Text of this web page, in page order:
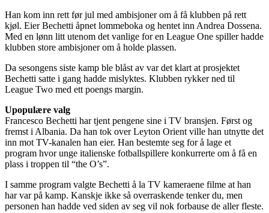
Han kom inn rett før jul med ambisjoner om å få klubben på rett
kjøl. Eier Bechetti åpnet lommeboka og hentet inn Andrea Dossena.
Med en lønn litt utenom det vanlige for en League One spiller hadde
klubben store ambisjoner om å holde plassen.
Da sesongens siste kamp ble blåst av var det klart at prosjektet
Bechetti satte i gang hadde mislyktes. Klubben rykker ned til
League Two med ett poengs margin.
Upopulære valg
Francesco Bechetti har tjent pengene sine i TV bransjen. Først og
fremst i Albania. Da han tok over Leyton Orient ville han utnytte det
inn mot TV-kanalen han eier. Han bestemte seg for å lage et
program hvor unge italienske fotballspillere konkurrerte om å få en
plass i troppen til “the O’s”.
I samme program valgte Bechetti å la TV kameraene filme at han
har var på kamp. Kanskje ikke så overraskende tenker du, men
personen han hadde ved siden av seg vil nok forbause de aller fleste.